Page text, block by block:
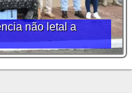
não letal a